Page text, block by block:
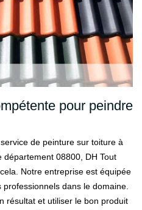
pour peindre
de peinture sur toiture à
département 08800, DH Tout
Notre entreprise est équipée
dans le domaine.
résultat et utiliser le bon produit